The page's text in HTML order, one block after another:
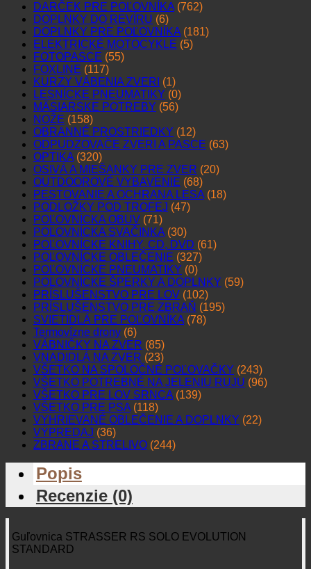
DARČEK PRE POĽOVNÍKA (762)
DOPLNKY DO REVÍRU (6)
DOPLNKY PRE POĽOVNÍKA (181)
ELEKTRICKÉ MOTOCYKLE (5)
FOTOPASCE (55)
FOXLINE (117)
KURZY VÁBENIA ZVERI (1)
LESNÍCKE PNEUMATIKY (0)
MÄSIARSKE POTREBY (56)
NOŽE (158)
OBRANNÉ PROSTRIEDKY (12)
ODPUDZOVAČE ZVERI A PASCE (63)
OPTIKA (320)
OSIVÁ A MIEŠANKY PRE ZVER (20)
OUTDOOROVÉ VYBAVENIE (68)
PESTOVANIE A OCHRANA LESA (18)
PODLOŽKY POD TROFEJ (47)
POĽOVNÍCKA OBUV (71)
POĽOVNÍCKA SVAČINKA (30)
POĽOVNÍCKE KNIHY, CD, DVD (61)
POĽOVNÍCKE OBLEČENIE (327)
POĽOVNÍCKE PNEUMATIKY (0)
POĽOVNÍCKE ŠPERKY A DOPLNKY (59)
PRÍSLUŠENSTVO PRE LOV (102)
PRÍSLUŠENSTVO PRE ZBRAŇ (195)
SVIETIDLÁ PRE POĽOVNÍKA (78)
Termovízne drony (6)
VÁBNIČKY NA ZVER (85)
VNADIDLÁ NA ZVER (23)
VŠETKO NA SPOLOČNÉ POĽOVAČKY (243)
VŠETKO POTREBNÉ NA JELENIU RUJU (96)
VŠETKO PRE LOV SRNCA (139)
VŠETKO PRE PSA (118)
VYHRIEVANÉ OBLEČENIE A DOPLNKY (22)
VÝPREDAJ (36)
ZBRANE A STRELIVO (244)
Popis
Recenzie (0)
Guľovnica STRASSER RS SOLO EVOLUTION
STANDARD